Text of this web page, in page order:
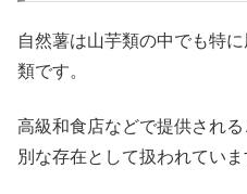
自然薯は山芋類の中でも特
類です。
高級和食店などで提供され
別な存在として扱われていま